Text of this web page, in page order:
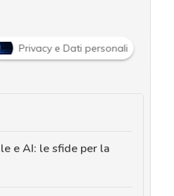
Privacy e Dati personali
e AI: le sfide per la